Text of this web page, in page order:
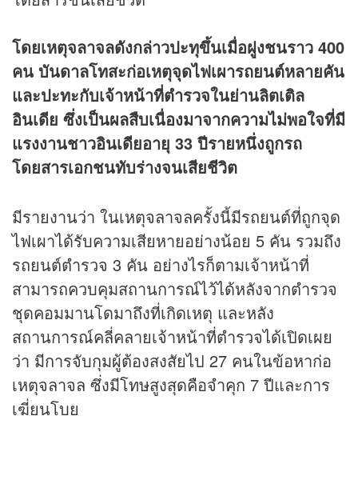
โดยเหตุจลาจลดังกล่าวปะทุขึ้นเมื่อฝูงชนราว 400
คน บันดาลโทสะก่อเหตุจุดไฟเผารถยนต์หลายคัน
และปะทะกับเจ้าหน้าที่ตำรวจในย่านลิตเติล
อินเดีย ซึ่งเป็นผลสืบเนื่องมาจากความไม่พอใจที่มี
แรงงานชาวอินเดียอายุ 33 ปีรายหนึ่งถูกรถ
โดยสารเอกชนทับร่างจนเสียชีวิต
มีรายงานว่า ในเหตุจลาจลครั้งนี้มีรถยนต์ที่ถูกจุด
ไฟเผาได้รับความเสียหายอย่างน้อย 5 คัน รวมถึง
รถยนต์ตำรวจ 3 คัน อย่างไรก็ตามเจ้าหน้าที่
สามารถควบคุมสถานการณ์ไว้ได้หลังจากตำรวจ
ชุดคอมมานโดมาถึงที่เกิดเหตุ และหลัง
สถานการณ์คลี่คลายเจ้าหน้าที่ตำรวจได้เปิดเผย
ว่า มีการจับกุมผู้ต้องสงสัยไป 27 คนในข้อหาก่อ
เหตุจลาจล ซึ่งมีโทษสูงสุดคือจำคุก 7 ปีและการ
เฆี่ยนโบย